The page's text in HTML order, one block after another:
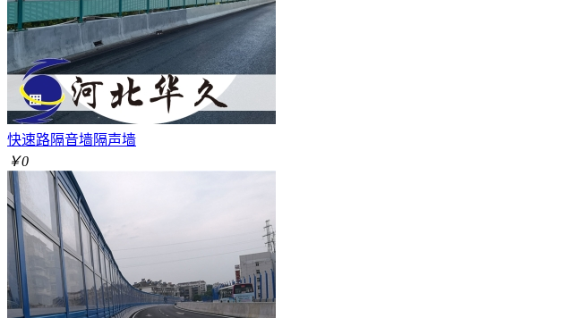
快速路隔音墙隔声墙
￥0